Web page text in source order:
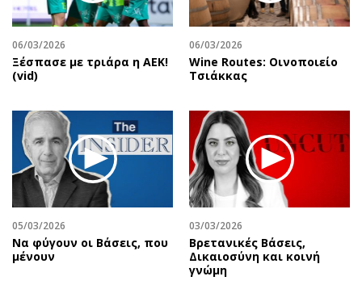
Παιδεία
Υγεία
Πολιτική
Βουλευτικές 2026
Προεδρικές 2023
Δημοσκοπήσεις
Διπλωματία
Αθλητισμός
Κύπρος
Ελλάδα
Διεθνή
Αρθρογραφία
The Hill
Υγεία
Αγγελίες
Πωλούνται
Ζητούν εργασία
Θέσεις εργασίας
Geek
Νέα
Κινητά-tablets
Social
06/03/2026
Ξέσπασε με τριάρα η ΑΕΚ!
(vid)
06/03/2026
Wine Routes: Οινοποιείο
Τσιάκκας
05/03/2026
Να φύγουν οι Βάσεις, που
μένουν
03/03/2026
Βρετανικές Βάσεις,
Δικαιοσύνη και κοινή
γνώμη